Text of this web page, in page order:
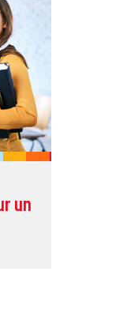
un